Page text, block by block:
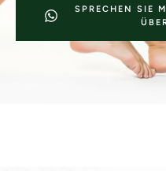
SPRECHEN SIE